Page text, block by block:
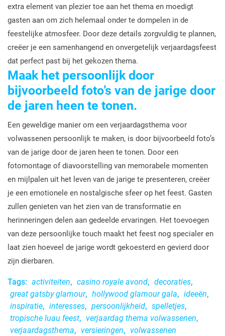
extra element van plezier toe aan het thema en moedigt
gasten aan om zich helemaal onder te dompelen in de
feestelijke atmosfeer. Door deze details zorgvuldig te plannen,
creëer je een samenhangend en onvergetelijk verjaardagsfeest
dat perfect past bij het gekozen thema.
Maak het persoonlijk door
bijvoorbeeld foto’s van de jarige door
de jaren heen te tonen.
Een geweldige manier om een verjaardagsthema voor
volwassenen persoonlijk te maken, is door bijvoorbeeld foto’s
van de jarige door de jaren heen te tonen. Door een
fotomontage of diavoorstelling van memorabele momenten
en mijlpalen uit het leven van de jarige te presenteren, creëer
je een emotionele en nostalgische sfeer op het feest. Gasten
zullen genieten van het zien van de transformatie en
herinneringen delen aan gedeelde ervaringen. Het toevoegen
van deze persoonlijke touch maakt het feest nog specialer en
laat zien hoeveel de jarige wordt gekoesterd en gevierd door
zijn dierbaren.
Tags: activiteiten, casino royale avond, decoraties,
great gatsby glamour, hollywood glamour gala, ideeën,
inspiratie, interesses, persoonlijkheid, spelletjes,
tropische luau feest, verjaardag thema volwassenen,
verjaardagsthema, versieringen, volwassenen